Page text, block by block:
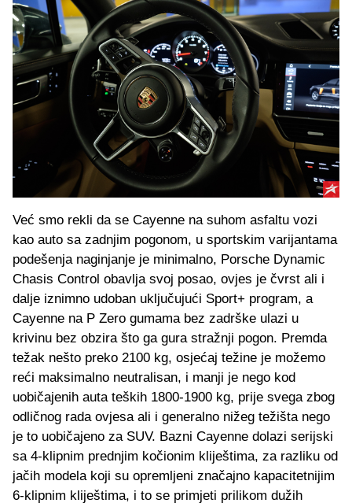
Već smo rekli da se Cayenne na suhom asfaltu vozi
kao auto sa zadnjim pogonom, u sportskim varijantama
podešenja naginjanje je minimalno, Porsche Dynamic
Chasis Control obavlja svoj posao, ovjes je čvrst ali i
dalje iznimno udoban uključujući Sport+ program, a
Cayenne na P Zero gumama bez zadrške ulazi u
krivinu bez obzira što ga gura stražnji pogon. Premda
težak nešto preko 2100 kg, osjećaj težine je možemo
reći maksimalno neutralisan, i manji je nego kod
uobičajenih auta teških 1800-1900 kg, prije svega zbog
odličnog rada ovjesa ali i generalno nižeg težišta nego
je to uobičajeno za SUV. Bazni Cayenne dolazi serijski
sa 4-klipnim prednjim kočionim kliještima, za razliku od
jačih modela koji su opremljeni značajno kapacitetnijim
6-klipnim kliještima, i to se primjeti prilikom dužih